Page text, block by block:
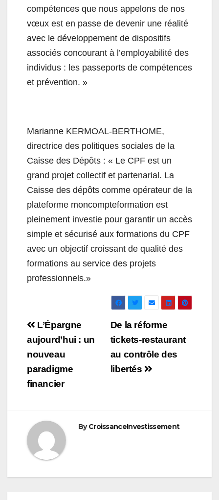
compétences que nous appelons de nos
vœux est en passe de devenir une réalité
avec le développement de dispositifs
associés concourant à l’employabilité des
individus : les passeports de compétences
et prévention. »
Marianne KERMOAL-BERTHOME,
directrice des politiques sociales de la
Caisse des Dépôts : « Le CPF est un
grand projet collectif et partenarial. La
Caisse des dépôts comme opérateur de la
plateforme moncompteformation est
pleinement investie pour garantir un accès
simple et sécurisé aux formations du CPF
avec un objectif croissant de qualité des
formations au service des projets
professionnels.»
Navigation
de
l’article
De la réforme
tickets-restaurant
au contrôle des
libertés
L’Épargne
aujourd’hui : un
nouveau
paradigme
financier
ByCroissanceInvestissement